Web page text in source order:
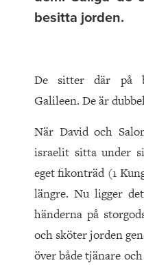
besitta jorden.
De sitter där på
Galileen. De är
När David och
israelit sitta under
eget fikonträd (1
längre. Nu ligger
händerna på
och sköter jorden
över både tjänare